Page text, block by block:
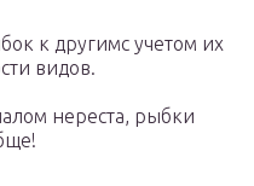
к другимс учетом их
видов.
нереста, рыбки